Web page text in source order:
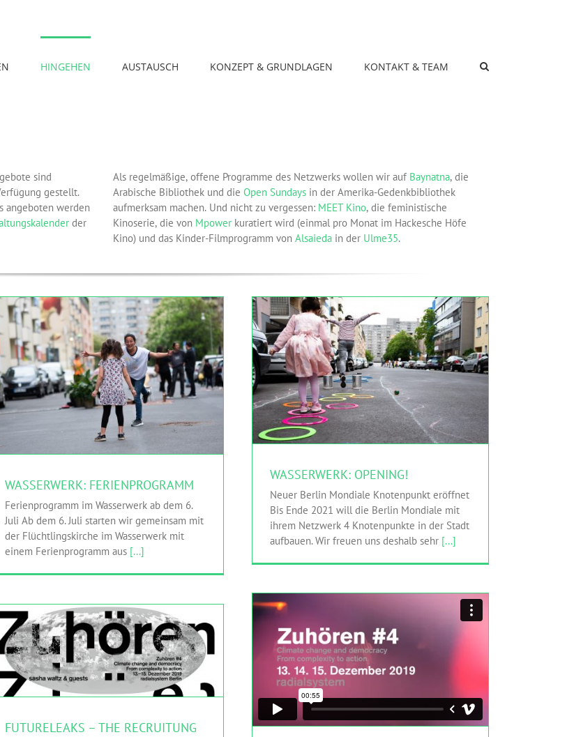
HINGEHEN AUSTAUSCH KONZEPT & GRUNDLAGEN KONTAKT & TEAM
sind
gestellt.
angeboten werden
der
Als regelmäßige, offene Programme des Netzwerks wollen wir auf Baynatna, die
Arabische Bibliothek und die Open Sundays in der Amerika-Gedenkbibliothek
aufmerksam machen. Und nicht zu vergessen: MEET Kino, die feministische
Kinoserie, die von Mpower kuratiert wird (einmal pro Monat im Hackesche Höfe
Kino) und das Kinder-Filmprogramm von Alsaieda in der Ulme35.
WASSERWERK: FERIENPROGRAMM
HINGEHEN Realillusion Sasha Waltz & Guests
WASSERWERK: FERIENPROGRAMM
Ferienprogramm im Wasserwerk ab dem 6.
Juli Ab dem 6. Juli starten wir gemeinsam mit
der Flüchtlingskirche im Wasserwerk mit
einem Ferienprogramm aus [...]
WASSERWERK: OPENING!
HINGEHEN Netzwerk
WASSERWERK: OPENING!
Neuer Berlin Mondiale Knotenpunkt eröffnet
Bis Ende 2021 will die Berlin Mondiale mit
ihrem Netzwerk 4 Knotenpunkte in der Stadt
aufbauen. Wir freuen uns deshalb sehr [...]
FUTURELEAKS – THE RECRUITUNG – @ZUHÖREN
#4
FutureLeaks HINGEHEN Sasha Waltz & Guests
FUTURELEAKS – THE RECRUITUNG